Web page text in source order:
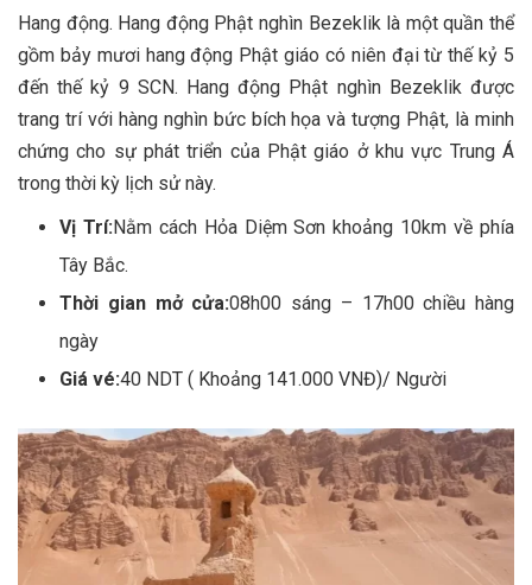
Hang động. Hang động Phật nghìn Bezeklik là một quần thể
gồm bảy mươi hang động Phật giáo có niên đại từ thế kỷ 5
đến thế kỷ 9 SCN. Hang động Phật nghìn Bezeklik được
trang trí với hàng nghìn bức bích họa và tượng Phật, là minh
chứng cho sự phát triển của Phật giáo ở khu vực Trung Á
trong thời kỳ lịch sử này.
Vị Trí:Nằm cách Hỏa Diệm Sơn khoảng 10km về phía
Tây Bắc.
Thời gian mở cửa:08h00 sáng – 17h00 chiều hàng
ngày
Giá vé:40 NDT ( Khoảng 141.000 VNĐ)/ Người